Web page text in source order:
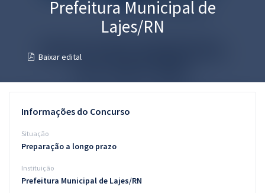
Questões grátis
Conteúdo gratuito
Aprovados
Prefeitura Municipal de
Lajes/RN
Baixar edital
Informações do Concurso
Situação
Preparação a longo prazo
Instituição
Prefeitura Municipal de Lajes/RN